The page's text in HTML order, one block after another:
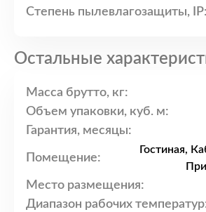
Степень пылевлагозащиты, IP:
Остальные
Масса брутто, кг:
Объем упаковки, куб. м:
Гарантия, месяцы:
Помещение:
Гостиная,
Место размещения:
Диапазон рабочих